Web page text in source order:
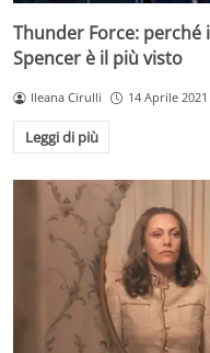
Thunder Force: perché
Spencer è il più visto
Ileana Cirulli 14 Aprile 2021
Leggi di più